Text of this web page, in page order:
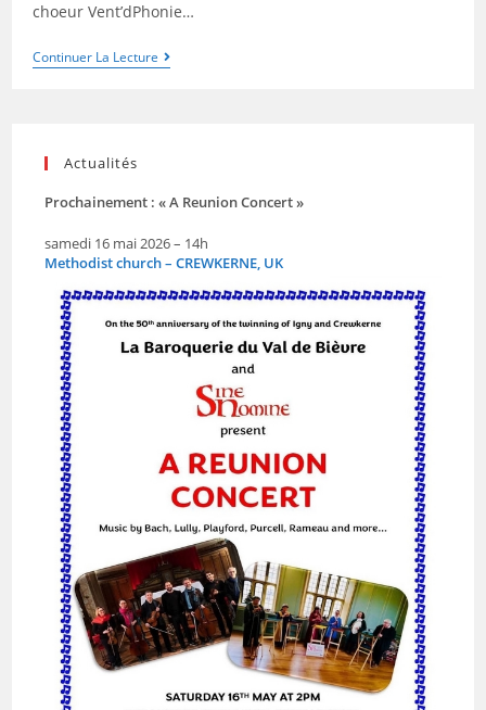
choeur Vent’dPhonie…
Continuer La Lecture
Actualités
Prochainement : « A Reunion Concert »
samedi 16 mai 2026 – 14h
Methodist church – CREWKERNE, UK